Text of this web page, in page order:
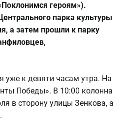
героям»).
парка культуры
а затем прошли к парку
уже к девяти часам утра. На
Победы». В 10:00 колонна
в сторону улицы Зенкова, а